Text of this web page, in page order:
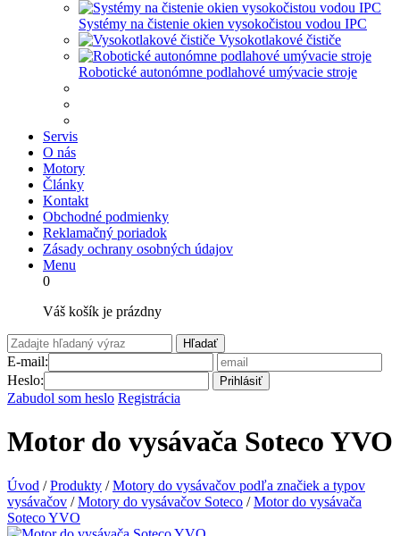
Systémy na čistenie okien vysokočistou vodou IPC
Vysokotlakové čističe
Robotické autonómne podlahové umývacie stroje
Servis
O nás
Motory
Články
Kontakt
Obchodné podmienky
Reklamačný poriadok
Zásady ochrany osobných údajov
Menu
0
Váš košík je prázdny
Hľadať
E-mail:
Heslo:
Prihlásiť
Zabudol som heslo Registrácia
Motor do vysávača Soteco YVO
Úvod / Produkty / Motory do vysávačov podľa značiek a typov
vysávačov / Motory do vysávačov Soteco / Motor do vysávača
Soteco YVO